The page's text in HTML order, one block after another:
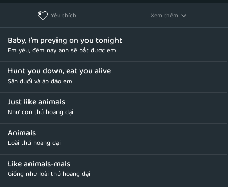
Yêu thích Xem thêm
Baby, I'm preying on you tonight
Em yêu, đêm nay anh sẽ bắt được em
Hunt you down, eat you alive
Săn đuổi và áp đảo em
Just like animals
Như con thú hoang dại
Animals
Loài thú hoang dại
Like animals-mals
Giống như loài thú hoang dại